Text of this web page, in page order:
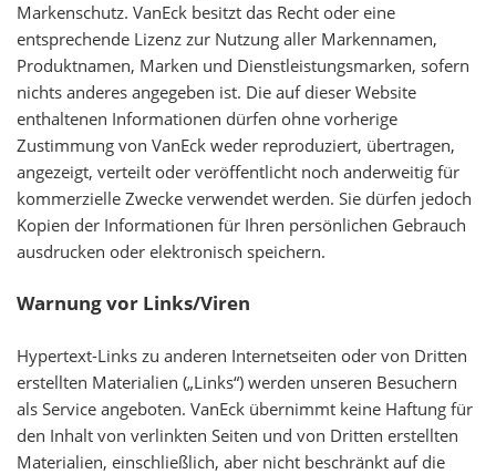
Markenschutz. VanEck besitzt das Recht oder eine
entsprechende Lizenz zur Nutzung aller Markennamen,
Produktnamen, Marken und Dienstleistungsmarken, sofern
nichts anderes angegeben ist. Die auf dieser Website
enthaltenen Informationen dürfen ohne vorherige
Zustimmung von VanEck weder reproduziert, übertragen,
angezeigt, verteilt oder veröffentlicht noch anderweitig für
kommerzielle Zwecke verwendet werden. Sie dürfen jedoch
Kopien der Informationen für Ihren persönlichen Gebrauch
ausdrucken oder elektronisch speichern.
Warnung vor Links/Viren
Hypertext-Links zu anderen Internetseiten oder von Dritten
erstellten Materialien („Links“) werden unseren Besuchern
als Service angeboten. VanEck übernimmt keine Haftung für
den Inhalt von verlinkten Seiten und von Dritten erstellten
Materialien, einschließlich, aber nicht beschränkt auf die